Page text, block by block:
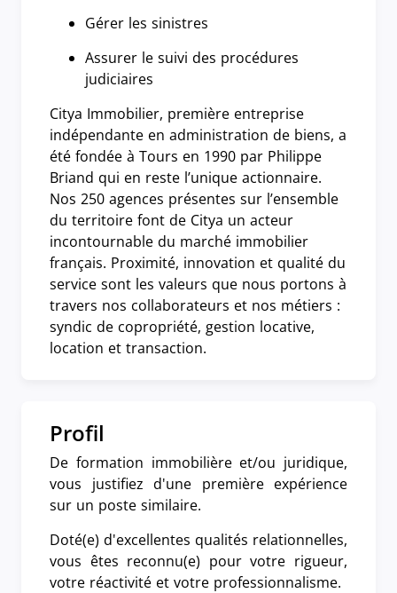
Gérer les sinistres
Assurer le suivi des procédures
judiciaires
Citya Immobilier, première entreprise
indépendante en administration de biens, a
été fondée à Tours en 1990 par Philippe
Briand qui en reste l’unique actionnaire.
Nos 250 agences présentes sur l’ensemble
du territoire font de Citya un acteur
incontournable du marché immobilier
français. Proximité, innovation et qualité du
service sont les valeurs que nous portons à
travers nos collaborateurs et nos métiers :
syndic de copropriété, gestion locative,
location et transaction.
Profil
De formation immobilière et/ou juridique,
vous justifiez d'une première expérience
sur un poste similaire.
Doté(e) d'excellentes qualités relationnelles,
vous êtes reconnu(e) pour votre rigueur,
votre réactivité et votre professionnalisme.